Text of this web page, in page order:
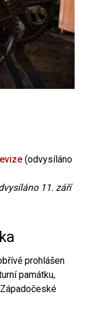
(odvysíláno
11. září
prohlášen
památku,